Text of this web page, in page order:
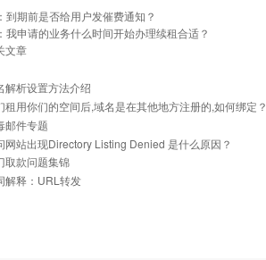
到期前是否给用户发催费通知？
我申请的业务什么时间开始办理续租合适？
文章
解析设置方法介绍
租用你们的空间后,域名是在其他地方注册的,如何绑定？
邮件专题
网站出现Directory Listing Denied 是什么原因？
取款问题集锦
解释：URL转发